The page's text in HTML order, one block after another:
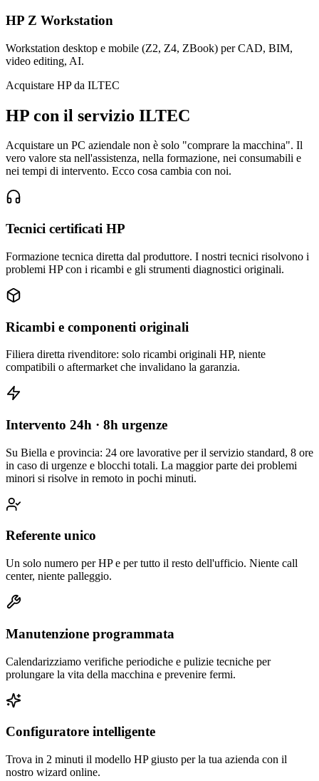
HP Z Workstation
Workstation desktop e mobile (Z2, Z4, ZBook) per CAD, BIM,
video editing, AI.
Acquistare HP da ILTEC
HP con il servizio ILTEC
Acquistare un PC aziendale non è solo "comprare la macchina". Il
vero valore sta nell'assistenza, nella formazione, nei consumabili e
nei tempi di intervento. Ecco cosa cambia con noi.
Tecnici certificati HP
Formazione tecnica diretta dal produttore. I nostri tecnici risolvono i
problemi HP con i ricambi e gli strumenti diagnostici originali.
Ricambi e componenti originali
Filiera diretta rivenditore: solo ricambi originali HP, niente
compatibili o aftermarket che invalidano la garanzia.
Intervento 24h · 8h urgenze
Su Biella e provincia: 24 ore lavorative per il servizio standard, 8 ore
in caso di urgenze e blocchi totali. La maggior parte dei problemi
minori si risolve in remoto in pochi minuti.
Referente unico
Un solo numero per HP e per tutto il resto dell'ufficio. Niente call
center, niente palleggio.
Manutenzione programmata
Calendarizziamo verifiche periodiche e pulizie tecniche per
prolungare la vita della macchina e prevenire fermi.
Configuratore intelligente
Trova in 2 minuti il modello HP giusto per la tua azienda con il
nostro wizard online.